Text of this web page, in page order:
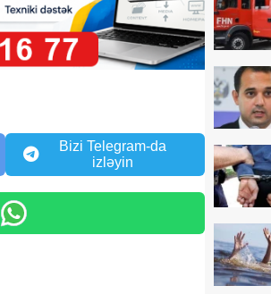
Bizi Telegram-da
izləyin